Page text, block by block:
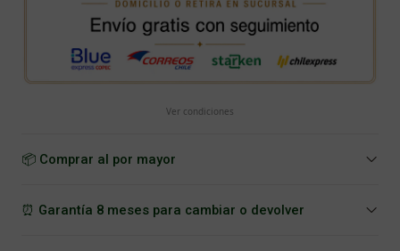
Ver condiciones
📦 Comprar al por mayor
⏰ Garantía 8 meses para cambiar o devolver